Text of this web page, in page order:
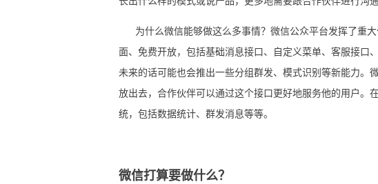
为什么微信能够做这么多事情？微信公众平台发挥了重大
面、免费开放，包括基础消息接口、自定义菜单、客服接口
未来的话可能也会推出一些分组群发、模式识别等新能力。
放出去，合作伙伴可以通过这个接口更好地服务他的用户。
统，包括数据统计、群发消息等等。
微信打算要做什么？